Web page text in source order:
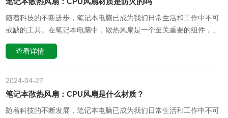
随着科技的不断进步，笔记本电脑已成为我们日常生活和工作中不可
或缺的工具。在笔记本电脑中，散热风扇是一个至关重要的组件，其
中CPU风扇则是其中的核心部分。然而，在追求高性能的同时，我们
也越来越关注设备的安全性和环保性。那么，CPU风扇的材质是否具
用的是金……
查看详情
27
2024-04
笔记本散热风扇：CPU风扇是什么材质？
随着科技的不断发展，笔记本电脑已成为我们日常生活和工作中不可